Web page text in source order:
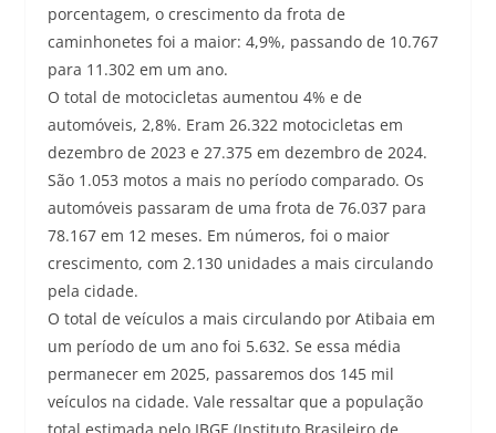
porcentagem, o crescimento da frota de
caminhonetes foi a maior: 4,9%, passando de 10.767
para 11.302 em um ano.
O total de motocicletas aumentou 4% e de
automóveis, 2,8%. Eram 26.322 motocicletas em
dezembro de 2023 e 27.375 em dezembro de 2024.
São 1.053 motos a mais no período comparado. Os
automóveis passaram de uma frota de 76.037 para
78.167 em 12 meses. Em números, foi o maior
crescimento, com 2.130 unidades a mais circulando
pela cidade.
O total de veículos a mais circulando por Atibaia em
um período de um ano foi 5.632. Se essa média
permanecer em 2025, passaremos dos 145 mil
veículos na cidade. Vale ressaltar que a população
total estimada pelo IBGE (Instituto Brasileiro de